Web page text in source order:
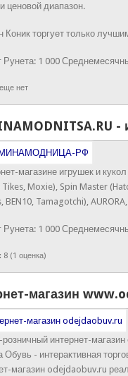
ценовой диапазон.
Коник торгует только
Рунета: 1 000
нет
-
магазине игрушек и
Tikes, Moxie), Spin Master
BEN10, Tamagotchi),
Рунета: 1 000
8 (1 оценка)
магазин
интернет-
- интерактивная
магазин odejdaobuv.ru